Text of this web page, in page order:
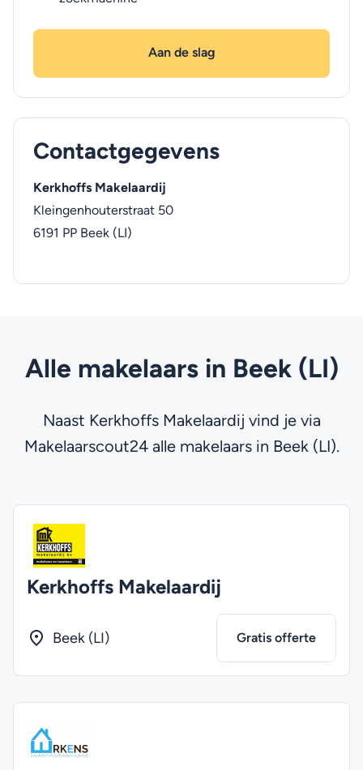
Aan de slag
Contactgegevens
Kerkhoffs Makelaardij
Kleingenhouterstraat 50
6191 PP Beek (LI)
Alle makelaars in Beek (LI)
Naast Kerkhoffs Makelaardij vind je via
Makelaarscout24 alle makelaars in Beek (LI).
Kerkhoffs Makelaardij
Beek (LI) Gratis offerte